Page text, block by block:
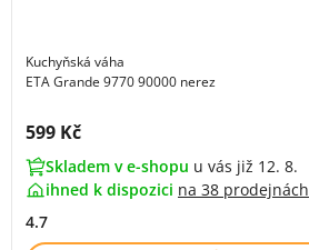
Kuchyňská váha
ETA Grande 9770 90000 nerez
Cena s DPH:
599 Kč
Skladem v e-shopu u vás již 12. 8.
ihned k dispozici na 38 prodejnách
4.7